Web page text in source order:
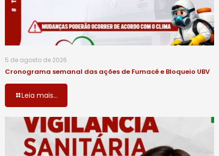
5 de agosto de 2026
Cronograma semanal das ações de Fumacê e Bloqueio UBV
Leia mais...